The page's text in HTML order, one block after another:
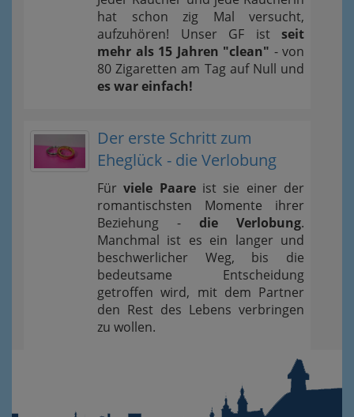
hat schon zig Mal versucht,
aufzuhören! Unser GF ist seit
mehr als 15 Jahren "clean" - von
80 Zigaretten am Tag auf Null und
es war einfach!
Der erste Schritt zum
Eheglück - die Verlobung
Fürviele Paareist sie einer der
romantischsten Momente ihrer
Beziehung - die Verlobung.
Manchmal ist es ein langer und
beschwerlicher Weg, bis die
bedeutsame Entscheidung
getroffen wird, mit dem Partner
den Rest des Lebens verbringen
zu wollen.